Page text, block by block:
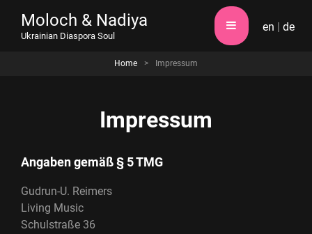
Moloch & Nadiya
Ukrainian Diaspora Soul
en | de
Home > Impressum
Impressum
Angaben gemäß § 5 TMG
Gudrun-U. Reimers
Living Music
Schulstraße 36